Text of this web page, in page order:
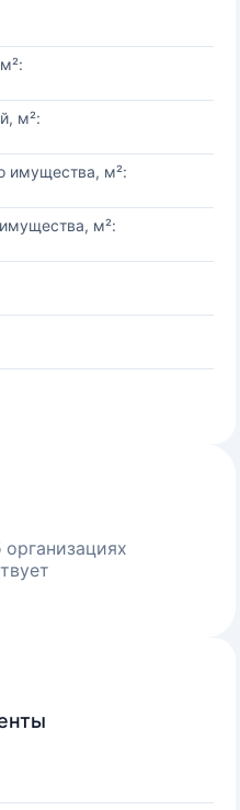
м²:
имущества, м²:
м²: